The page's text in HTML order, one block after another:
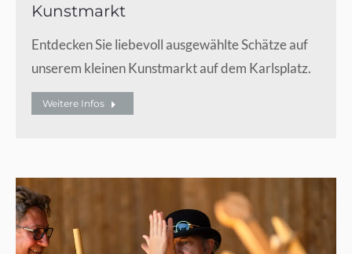
Kunstmarkt
Entdecken Sie liebevoll ausgewählte Schätze auf
unserem kleinen Kunstmarkt auf dem Karlsplatz.
Weitere Infos